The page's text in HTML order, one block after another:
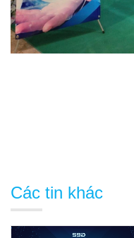
Các tin khác